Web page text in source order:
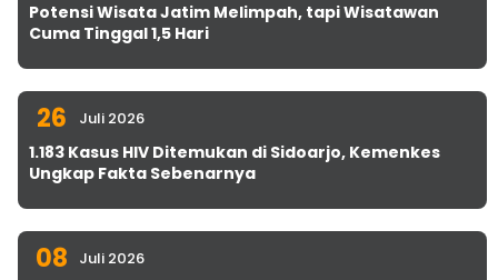
Potensi Wisata Jatim Melimpah, tapi Wisatawan
Cuma Tinggal 1,5 Hari
26 Juli 2026
1.183 Kasus HIV Ditemukan di Sidoarjo, Kemenkes
Ungkap Fakta Sebenarnya
08 Juli 2026